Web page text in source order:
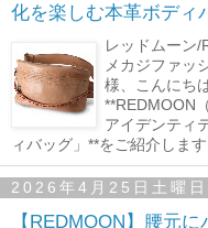
化を楽しむ本革ボディ
レッドムーン
メカジファッ
様、こんにち
**REDMOON
アイデンティ
ィバッグ」**をご紹介します
2026年4月25日土曜日
【REDMOON】腰元